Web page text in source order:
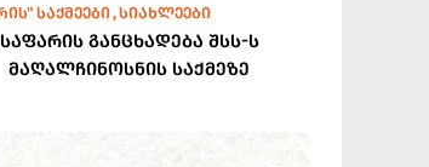
ᲡᲐᲥᲛᲔᲔᲑᲘ ᲡᲘᲐᲮᲚᲔᲔᲑᲘ
საფარის განცხადება შსს-ს
მაღალჩინოსნის საქმეზე